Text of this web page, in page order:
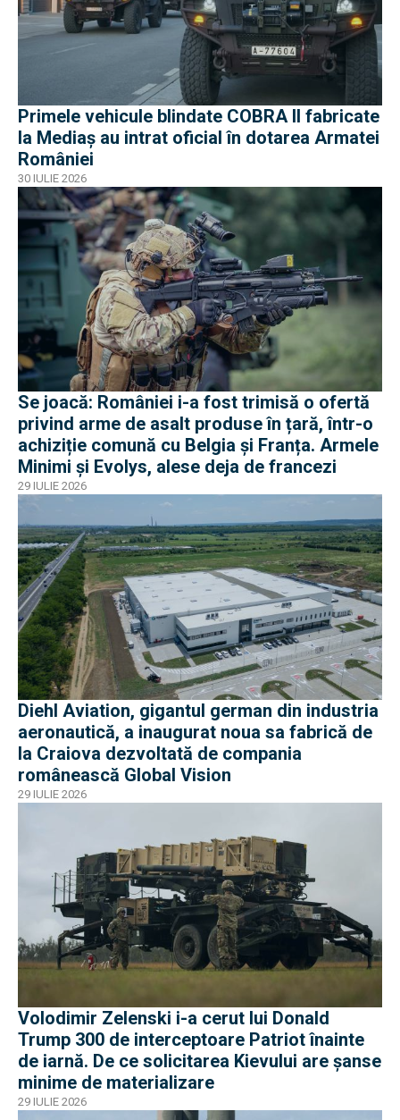
Primele vehicule blindate COBRA II fabricate
la Mediaș au intrat oficial în dotarea Armatei
României
30 IULIE 2026
Se joacă: României i-a fost trimisă o ofertă
privind arme de asalt produse în țară, într-o
achiziție comună cu Belgia și Franța. Armele
Minimi și Evolys, alese deja de francezi
29 IULIE 2026
Diehl Aviation, gigantul german din industria
aeronautică, a inaugurat noua sa fabrică de
la Craiova dezvoltată de compania
românească Global Vision
29 IULIE 2026
Volodimir Zelenski i-a cerut lui Donald
Trump 300 de interceptoare Patriot înainte
de iarnă. De ce solicitarea Kievului are șanse
minime de materializare
29 IULIE 2026